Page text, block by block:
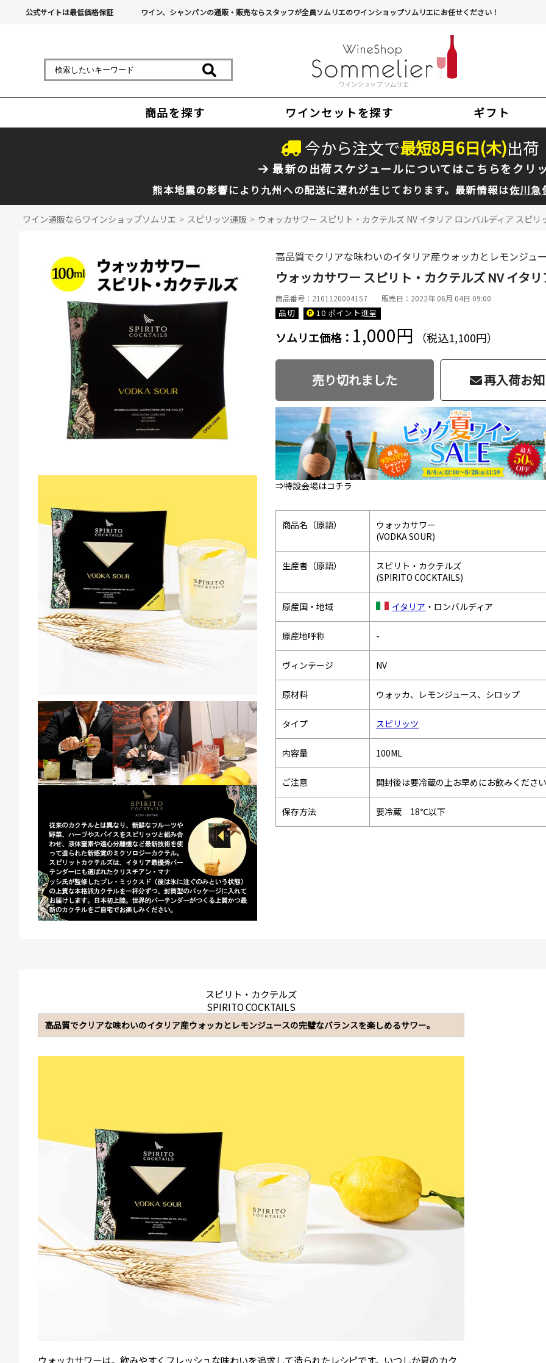
公式サイトは最低価格保証 ワイン、シャンパンの通販・販売ならスタッフが全員ソムリエのワインショップソムリエにお任せください！
商品を探す ワインセットを探す ギフト
今から注文で最短8月6日(木)出荷
最新の出荷スケジュールについてはこちらをクリ
熊本地震の影響により九州への配送に遅れが生じております。最新情報は佐川急
ワイン通販ならワインショップソムリエ > スピリッツ通販 > ウォッカサワー スピリト・カクテルズ NV イタリア ロンバルディア スピリ
高品質でクリアな味わいのイタリア産ウォッカとレモンジュ
ウォッカサワー スピリト・カクテルズ NV イタ
商品番号：2101120004157 販売日：2022年 06月 04日 09:00
品切 10 ポイント進呈
ソムリエ価格： 1,000円 （税込1,100円）
売り切れました 再入荷お
⇒特設会場はコチラ
商品名（原語）
ウォッカサワー
(VODKA SOUR)
生産者（原語）
スピリト・カクテルズ
(SPIRITO COCKTAILS)
原産国・地域 イタリア ・ロンバルディア
原産地呼称 -
ヴィンテージ NV
原材料 ウォッカ、レモンジュース、シロップ
タイプ スピリッツ
内容量 100ML
ご注意 開封後は要冷蔵の上お早めにお飲みくださ
保存方法 要冷蔵 18℃以下
スピリト・カクテルズ
SPIRITO COCKTAILS
高品質でクリアな味わいのイタリア産ウォッカとレモンジュースの完璧なバランスを楽しめるサワー。
ウォッカサワーは。飲みやすくフレッシュな味わいを追求して造られたレシピです。いつしか夏のカク